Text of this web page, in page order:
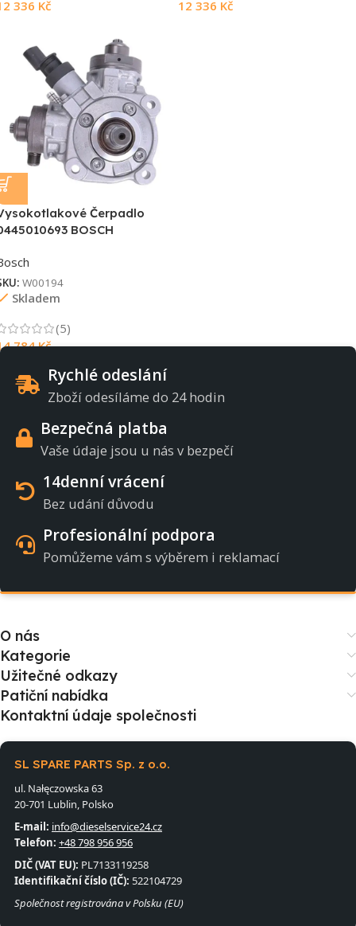
336 Kč
12 336 Kč
Čerpadlo
BOSCH
W00194
Skladem
(5)
784Kč
Rychlé odeslání
Zboží odesíláme do 24 hodin
Bezpečná platba
Vaše údaje jsou u nás v bezpečí
14denní vrácení
Bez udání důvodu
Profesionální podpora
Pomůžeme vám s výběrem i reklamací
O nás
Kategorie
Užitečné odkazy
Patiční nabídka
Kontaktní údaje společnosti
SL SPARE PARTS Sp. z o.o.
ul. Nałęczowska 63
20-701 Lublin, Polsko
E-mail: info@dieselservice24.cz
Telefon: +48 798 956 956
DIČ (VAT EU): PL7133119258
Identifikační číslo (IČ): 522104729
Společnost registrována v Polsku (EU)